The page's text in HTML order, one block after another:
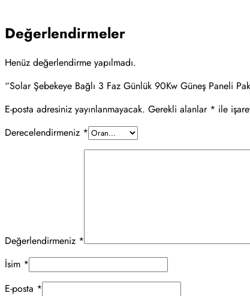
Değerlendirmeler
Henüz değerlendirme yapılmadı.
“Solar Şebekeye Bağlı 3 Faz Günlük 90Kw Güneş Paneli
E-posta adresiniz yayınlanmayacak. Gerekli alanlar * ile
Derecelendirmeniz *
Değerlendirmeniz *
İsim *
E-posta *